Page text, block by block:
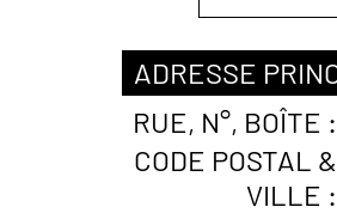
ADRESSE
RUE, N°, BOÎTE :
CODE POSTAL &
VILLE :